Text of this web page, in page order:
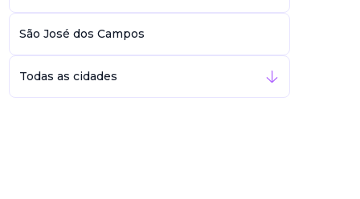
São José dos Campos
Todas as cidades